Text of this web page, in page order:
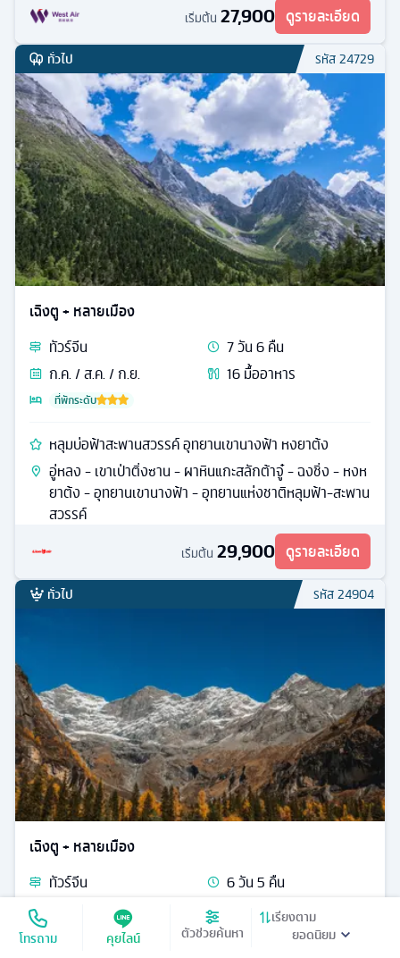
โทรถาม คุยไลน์ ตัวช่วยค้นหา
เรียงตาม
เริ่มต้น 27,900 ดูรายละเอียด
ทั่วไป รหัส24729
เฉิงตู + หลายเมือง
ทัวร์จีน 7วัน6คืน
ก.ค. / ส.ค. / ก.ย.
16มื้ออาหาร
ที่พักระดับ
หลุมบ่อฟ้าสะพานสวรรค์ อุทยานเขานางฟ้า หงยาต้ง
อู่หลง - เขาเป่าติ่งซาน - ผาหินแกะสลักต้าจู๋ - ฉงชิ่ง - หงห
ยาต้ง - อุทยานเขานางฟ้า - อุทยานแห่งชาติหลุมฟ้า-สะพาน
สวรรค์
เริ่มต้น 29,900 ดูรายละเอียด
ทั่วไป รหัส24904
เฉิงตู + หลายเมือง
ทัวร์จีน 6วัน5 คืน
ต.ค. / พ.ย. / ธ.ค. / ม.ค.
มื้ออาหาร
ที่พักระดับ